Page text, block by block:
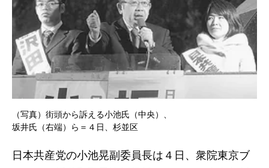
（写真）街頭から訴える小池氏（中央）、
坂井氏（右端）ら＝４日、杉並区
日本共産党の小池晃副委員長は４日、衆院東京ブ